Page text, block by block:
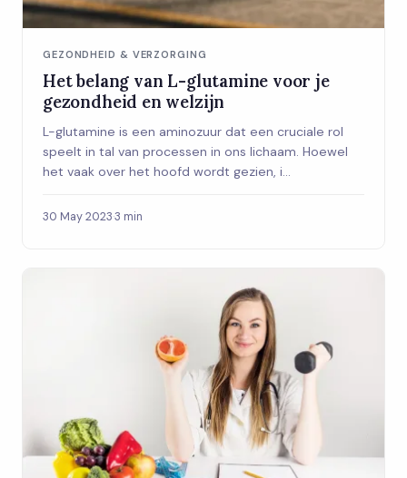
GEZONDHEID & VERZORGING
Het belang van L-glutamine voor je
gezondheid en welzijn
L-glutamine is een aminozuur dat een cruciale rol
speelt in tal van processen in ons lichaam. Hoewel
het vaak over het hoofd wordt gezien, i...
30 May 2023·3 min